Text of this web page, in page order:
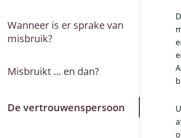
Wanneer is er sprake van
misbruik?
Misbruikt ... en dan?
De vertrouwenspersoon